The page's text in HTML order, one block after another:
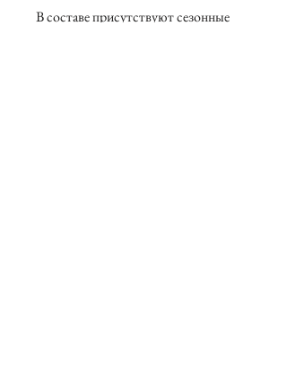
В составе присутствуют сезонные